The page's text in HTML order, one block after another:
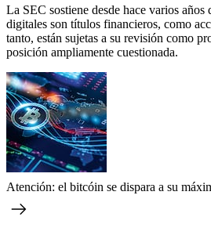
La SEC sostiene desde hace varios años
digitales son títulos financieros, como
tanto, están sujetas a su revisión como
posición ampliamente cuestionada.
Atención: el bitcóin se dispara a su